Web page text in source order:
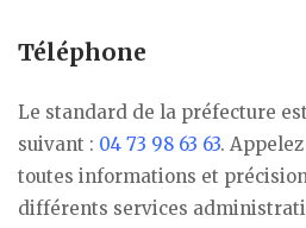
Téléphone
Le standard de la préfecture
suivant : 04 73 98 63 63.
toutes informations et
différents services